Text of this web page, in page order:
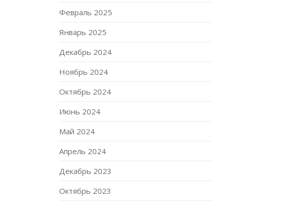
Февраль 2025
Январь 2025
Декабрь 2024
Ноябрь 2024
Октябрь 2024
Июнь 2024
Май 2024
Апрель 2024
Декабрь 2023
Октябрь 2023